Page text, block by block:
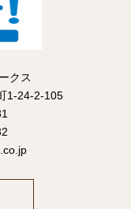
クス
1-24-2-105